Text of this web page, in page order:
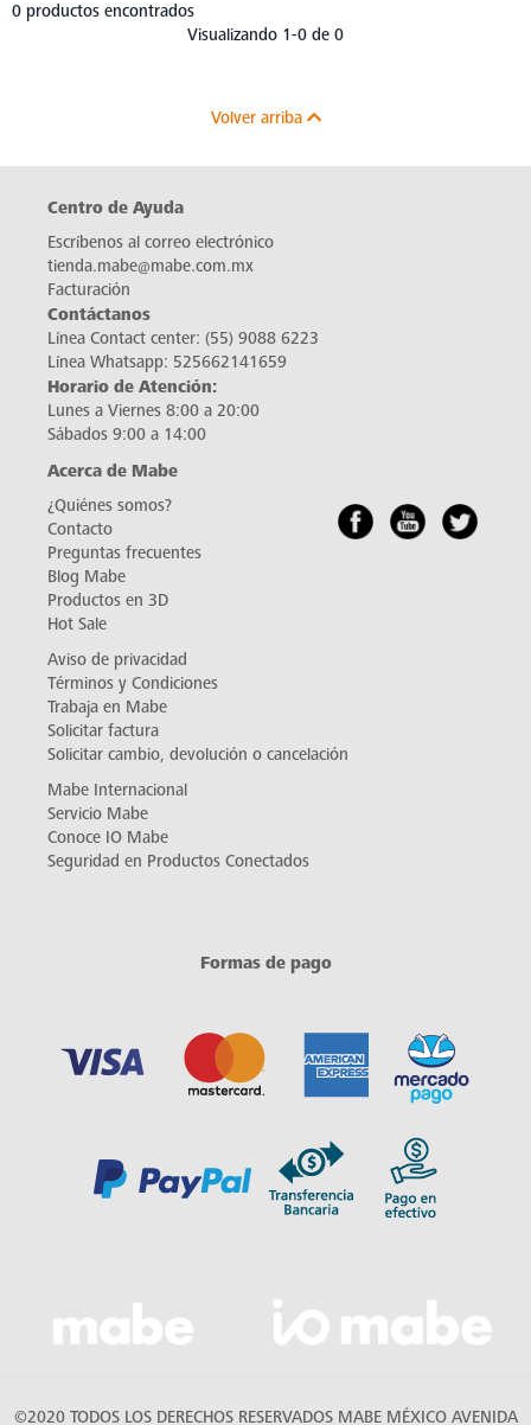
0 productos encontrados
Visualizando 1-0 de 0
Volver arriba
Centro de Ayuda
Escríbenos al correo electrónico
tienda.mabe@mabe.com.mx
Facturación
Contáctanos
Línea Contact center: (55) 9088 6223
Línea Whatsapp: 525662141659
Horario de Atención:
Lunes a Viernes 8:00 a 20:00
Sábados 9:00 a 14:00
Acerca de Mabe
¿Quiénes somos?
Contacto
Preguntas frecuentes
Blog Mabe
Productos en 3D
Hot Sale
Aviso de privacidad
Términos y Condiciones
Trabaja en Mabe
Solicitar factura
Solicitar cambio, devolución o cancelación
Mabe Internacional
Servicio Mabe
Conoce IO Mabe
Seguridad en Productos Conectados
Formas de pago
©2020 TODOS LOS DERECHOS RESERVADOS MABE MÉXICO AVENIDA